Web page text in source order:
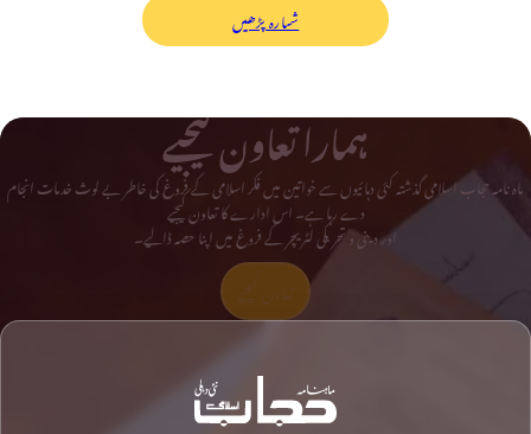
شمارہ پڑھیں
ہمارا تعاون کیجیے
ماہ نامہ حجاب اسلامی گذشتہ کئی دہائیوں سے خواتین میں فکر اسلامی کے فروغ کی خاطر بے لوث خدمات انجام
دے رہا ہے۔ اس ادارے کا تعاون کیجیے
اور دینی و تحریکی لٹریچر کے فروغ میں اپنا حصہ ڈالیے۔